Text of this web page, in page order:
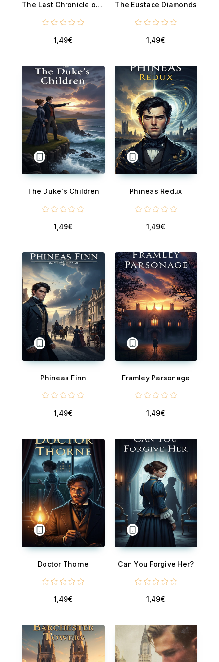
The Last Chronicle of Barset
1,49€
The Eustace Diamonds
1,49€
The Duke's Children
1,49€
Phineas Redux
1,49€
Phineas Finn
1,49€
Framley Parsonage
1,49€
Doctor Thorne
1,49€
Can You Forgive Her?
1,49€